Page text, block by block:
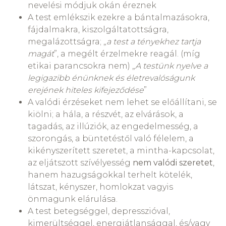
nevelési módjuk okán éreznek
A test emlékszik ezekre a bántalmazásokra,
fájdalmakra, kiszolgáltatottságra,
megalázottságra; „ a test a tényekhez tartja
magát”, a megélt érzelmekre reagál. (míg
etikai parancsokra nem) „ A testünk nyelve a
legigazibb énünknek és életrevalóságunk
erejének hiteles kifejeződése”
A valódi érzéseket nem lehet se előállítani, se
kiölni; a hála, a részvét, az elvárások, a
tagadás, az illúziók, az engedelmesség, a
szorongás, a büntetéstől való félelem, a
kikényszerített szeretet, a mintha-kapcsolat,
az eljátszott szívélyesség nem valódi szeretet
hanem hazugságokkal terhelt kötelék,
látszat, kényszer, homlokzat vagyis
önmagunk elárulása.
A test betegséggel, depresszióval,
kimerültséggel, energiátlansággal, és/vagy